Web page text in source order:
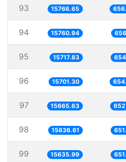
93 15766.65
94 15760.94
95 15717.83
96 15701.30
97 15665.63
98 15636.61
99 15635.99